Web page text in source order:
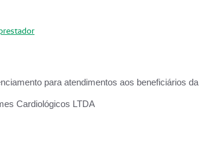
para atendimentos aos beneficiários da
Cardiológicos LTDA